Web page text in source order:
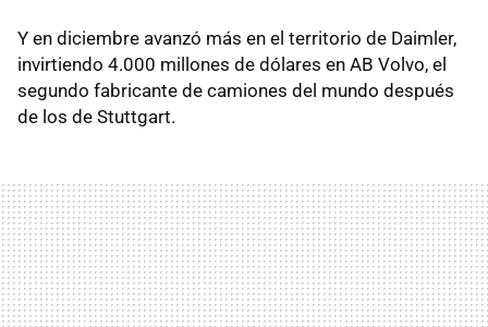
Y en diciembre avanzó más en el territorio de Daimler,
invirtiendo 4.000 millones de dólares en AB Volvo, el
segundo fabricante de camiones del mundo después
de los de Stuttgart.